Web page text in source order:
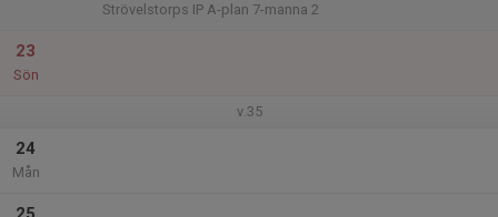
Strövelstorps IP A-plan 7-manna 2
23
Sön
v.35
24
Mån